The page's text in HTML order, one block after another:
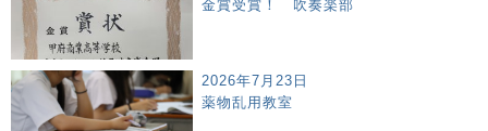
金賞受賞！ 吹奏楽部
2026年7月23日
薬物乱用教室